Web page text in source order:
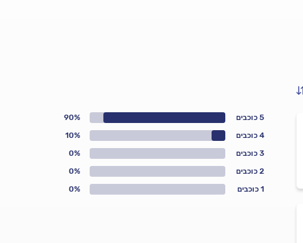
1 כוכבים 0%
2 כוכבים 0%
3 כוכבים 0%
4 כוכבים 10%
5 כוכבים 90%